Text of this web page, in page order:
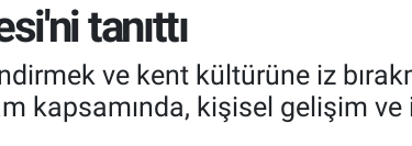
tanıttı
ve kent kültürüne iz
kapsamında, kişisel gelişim